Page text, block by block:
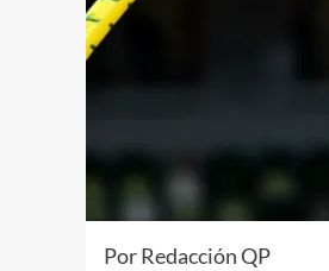
Por Redacción QP